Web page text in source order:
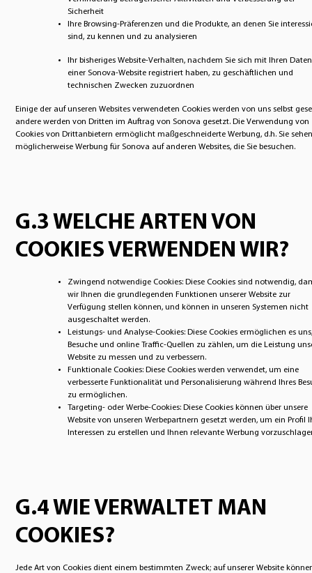
Sicherheit
Ihre Browsing-Präferenzen und die Produkte, an denen Sie
sind, zu kennen und zu analysieren
Ihr bisheriges Website-Verhalten, nachdem Sie sich mit Ihren
einer Sonova-Website registriert haben, zu geschäftlichen und
technischen Zwecken zuzuordnen
Einige der auf unseren Websites verwendeten Cookies werden von uns selbst
andere werden von Dritten im Auftrag von Sonova gesetzt. Die Verwendung von
Cookies von Drittanbietern ermöglicht maßgeschneiderte Werbung, d.h. Sie sehen
möglicherweise Werbung für Sonova auf anderen Websites, die Sie besuchen.
G.3 WELCHE ARTEN VON
COOKIES VERWENDEN WIR?
Zwingend notwendige Cookies: Diese Cookies sind notwendig,
wir Ihnen die grundlegenden Funktionen unserer Website zur
Verfügung stellen können, und können in unseren Systemen nicht
ausgeschaltet werden.
Leistungs- und Analyse-Cookies: Diese Cookies ermöglichen es uns,
Besuche und online Traffic-Quellen zu zählen, um die Leistung
Website zu messen und zu verbessern.
Funktionale Cookies: Diese Cookies werden verwendet, um eine
verbesserte Funktionalität und Personalisierung während Ihres
zu ermöglichen.
Targeting- oder Werbe-Cookies: Diese Cookies können über unsere
Website von unseren Werbepartnern gesetzt werden, um ein Profil
Interessen zu erstellen und Ihnen relevante Werbung
G.4 WIE VERWALTET MAN
COOKIES?
Jede Art von Cookies dient einem bestimmten Zweck; auf unserer Website